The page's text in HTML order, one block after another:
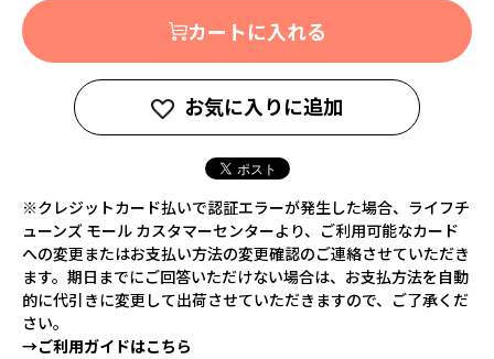
カートに入れる
お気に入りに追加
※クレジットカード払いで認証エラーが発生した場合、ライフチ
ューンズ モール カスタマーセンターより、ご利用可能なカード
への変更またはお支払い方法の変更確認のご連絡させていただき
ます。期日までにご回答いただけない場合は、お支払方法を自動
的に代引きに変更して出荷させていただきますので、ご了承くだ
さい。
→ご利用ガイドはこちら